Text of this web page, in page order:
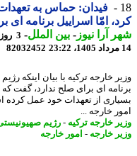
فیدان: حماس به تعهدات
امّا اسراییل برنامه ای
آرا نیوز-بین الملل-
3 روز
82032452
خارجه ترکیه با بیان اینکه رژیم
ای برای صلح ندارد، گفت که
از تعهدات خود عمل کرده است.
خارجه ...
خارجه ترکیه-رژیم صهیونیستی-
خارجه-امور خارجه